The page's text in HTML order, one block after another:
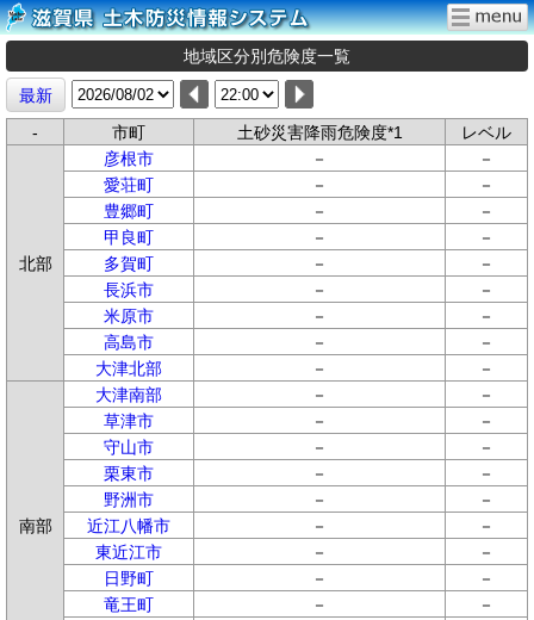
地域区分別危険度一覧
最新
-
市町 土砂災害降雨危険度*1 レベル
北部
彦根市 －
－
愛荘町
－
－
豊郷町
－
－
甲良町
－
－
多賀町
－
－
長浜市
－
－
米原市
－
－
高島市
－
－
大津北部
－ －
南部
大津南部 －
－
草津市
－
－
守山市
－
－
栗東市
－
－
野洲市
－
－
近江八幡市
－
－
東近江市
－
－
日野町
－
－
竜王町
－
－